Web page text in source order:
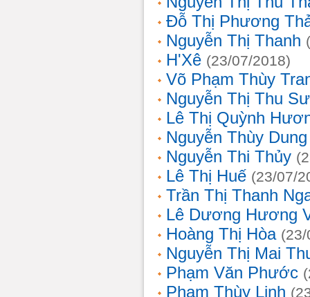
Đỗ Thị Phương
Nguyễn Thị Thanh
H'Xê (23/07/2018)
Võ Phạm Thùy
Nguyễn Thị Thu
Lê Thị Quỳnh
Nguyễn Thùy Dung
Nguyễn Thi Thủy
Lê Thị Huế (23/07/
Trần Thị Thanh
Lê Dương Hương
Hoàng Thị Hòa
Nguyễn Thị Mai
Phạm Văn Phước
Phạm Thùy Linh